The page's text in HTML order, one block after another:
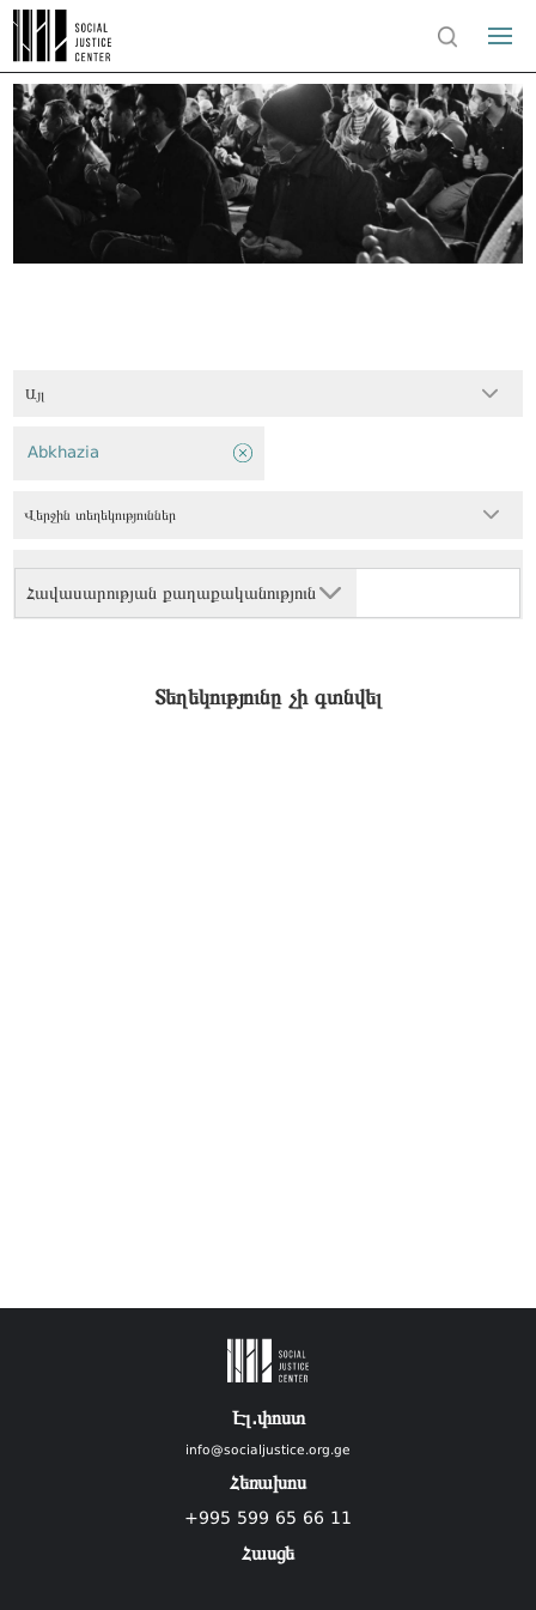
Այլ
Հավասարության քաղաքականություն
Abkhazia
Վերջին տեղեկություններ
Տեղեկությունը չի գտնվել
Էլ.փոստ
info@socialjustice.org.ge
Հեռախոս
+995 599 65 66 11
Հասցե